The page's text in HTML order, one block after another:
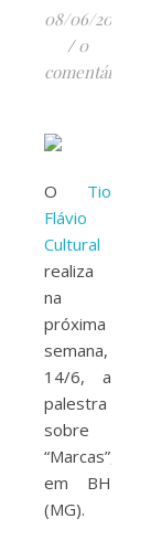
08/06/2012
/ 0
comentários
O Tio
Flávio
Cultural
realiza
na
próxima
semana,
14/6, a
palestra
sobre
“Marcas”,
em BH
(MG).